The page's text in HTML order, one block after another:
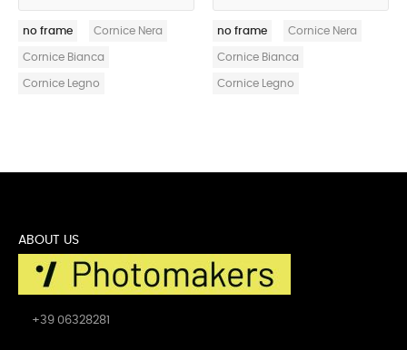
no frame Cornice Nera
Cornice Bianca
Cornice Legno
no frame Cornice Nera
Cornice Bianca
Cornice Legno
ABOUT US
+39 06328281